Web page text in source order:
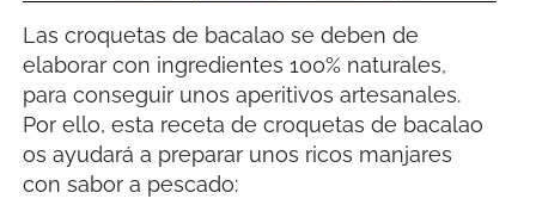
Las croquetas de bacalao se deben de
elaborar con ingredientes 100% naturales,
para conseguir unos aperitivos artesanales.
Por ello, esta receta de croquetas de bacalao
os ayudará a preparar unos ricos manjares
con sabor a pescado: